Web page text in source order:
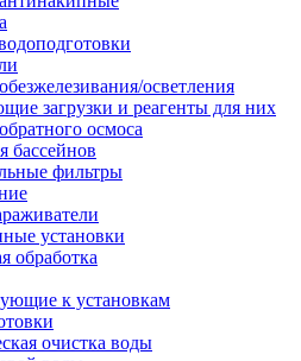
осветления
загрузки и реагенты для них
осмоса
бассейнов
фильтры
установки
обработка
к установкам
очистка воды